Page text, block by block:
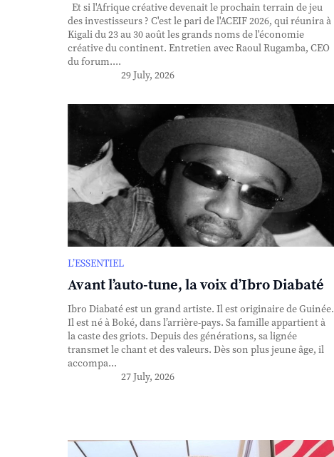
Et si l'Afrique créative devenait le prochain terrain de jeu
des investisseurs ? C'est le pari de l'ACEIF 2026, qui réunira à
Kigali du 23 au 30 août les grands noms de l'économie
créative du continent. Entretien avec Raoul Rugamba, CEO
du forum....
29 July, 2026
L’ESSENTIEL
Avant l’auto-tune, la voix d’Ibro Diabaté
Ibro Diabaté est un grand artiste. Il est originaire de Guinée.
Il est né à Boké, dans l’arrière-pays. Sa famille appartient à
la caste des griots. Depuis des générations, sa lignée
transmet le chant et des valeurs. Dès son plus jeune âge, il
accompa...
27 July, 2026